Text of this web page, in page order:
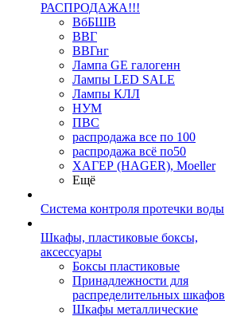
РАСПРОДАЖА!!!
ВбБШВ
ВВГ
ВВГнг
Лампа GE галогенн
Лампы LED SALE
Лампы КЛЛ
НУМ
ПВС
распродажа все по 100
распродажа всё по50
ХАГЕР (HAGER), Moeller
Ещё
Система контроля протечки воды
Шкафы, пластиковые боксы,
аксессуары
Боксы пластиковые
Принадлежности для
распределительных шкафов
Шкафы металлические